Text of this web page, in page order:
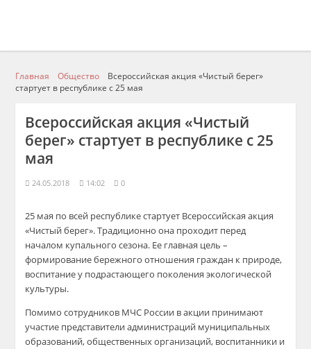
Главная Общество
Всероссийская акция «Чистый берег»
стартует в республике с 25 мая
Всероссийская акция «Чистый
берег» стартует в республике с 25
мая
24.05.2018 14:02 0
25 мая по всей республике стартует Всероссийская акция
«Чистый берег». Традиционно она проходит перед
началом купального сезона. Ее главная цель –
формирование бережного отношения граждан к природе,
воспитание у подрастающего поколения экологической
культуры.
Помимо сотрудников МЧС России в акции принимают
участие представители администраций муниципальных
образований, общественных организаций, воспитанники и